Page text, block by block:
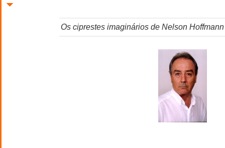
Os ciprestes imaginários de Nelson